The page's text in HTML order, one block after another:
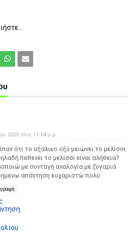
2020 στις 11:04 μ.μ.
ότι το οξαλικο οξύ μειώνει το μελίσσι
πεθενει το μελίσσι είναι αλήθεια?
με συνταγή αναλογία με ζυγαριά
απάντηση ευχαριστώ πολύ.